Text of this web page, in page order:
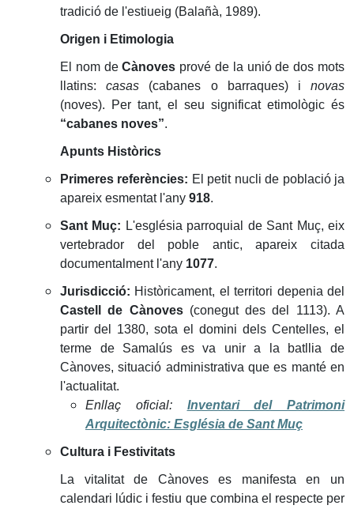
tradició de l'estiueig (Balañà, 1989).
Origen i Etimologia
El nom deCànoves prové de la unió de dos mots
llatins:casas (cabanes o barraques) inovas
(noves). Per tant, el seu significat etimològic és
“cabanes noves”.
Apunts Històrics
Primeres referències: El petit nucli de població ja
apareix esmentat l'any 918.
Sant Muç: L'església parroquial de Sant Muç, eix
vertebrador del poble antic, apareix citada
documentalment l'any 1077.
Jurisdicció: Històricament, el territori depenia del
Castell de Cànoves(conegut des del 1113). A
partir del 1380, sota el domini dels Centelles, el
terme de Samalús es va unir a la batllia de
Cànoves, situació administrativa que es manté en
l'actualitat.
Enllaç oficial:
Inventari del Patrimoni
Arquitectònic: Església de Sant Muç
Cultura i Festivitats
La vitalitat de Cànoves es manifesta en un
calendari lúdic i festiu que combina el respecte per